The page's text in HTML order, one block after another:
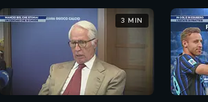
3 MIN